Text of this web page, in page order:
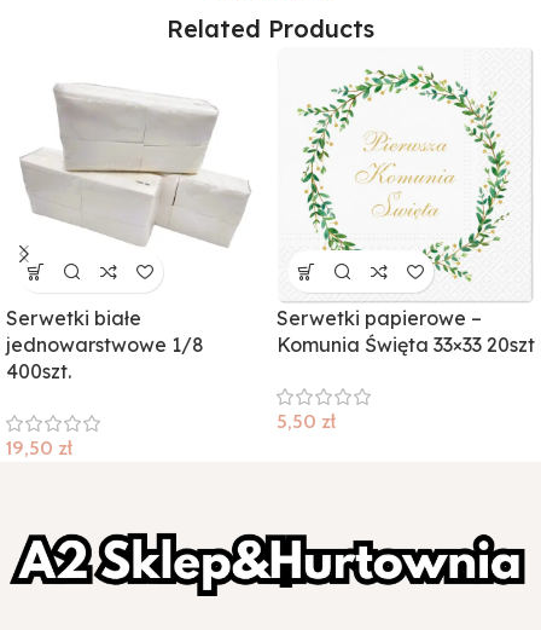
Related Products
Serwetki białe
jednowarstwowe 1/8
400szt.
19,50 zł
Serwetki papierowe –
Komunia Święta 33×33 20szt
5,50 zł